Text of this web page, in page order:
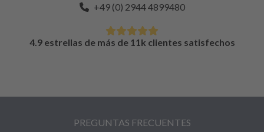
+49 (0) 2944 4899480
4.9 estrellas de más de 11k clientes satisfechos
PREGUNTAS FRECUENTES